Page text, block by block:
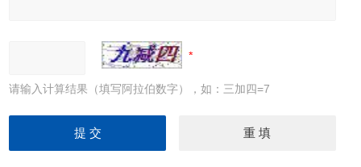
请输入计算结果（填写阿拉伯数字），如：三加四=7